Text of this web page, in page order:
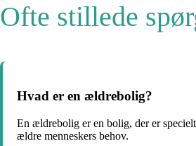
Ofte stillede
Hvad er en ældrebolig?
En ældrebolig er en bolig, der er
ældre menneskers behov.